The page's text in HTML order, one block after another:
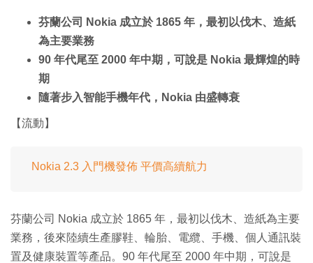
芬蘭公司 Nokia 成立於 1865 年，最初以伐木、造紙
為主要業務
90 年代尾至 2000 年中期，可說是 Nokia 最輝煌的時
期
隨著步入智能手機年代，Nokia 由盛轉衰
【流動】
Nokia 2.3 入門機發佈 平價高續航力
芬蘭公司 Nokia 成立於 1865 年，最初以伐木、造紙為主要
業務，後來陸續生產膠鞋、輪胎、電纜、手機、個人通訊裝
置及健康裝置等產品。90 年代尾至 2000 年中期，可說是